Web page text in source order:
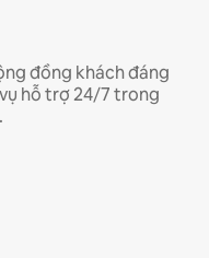
đồng khách đáng
hỗ trợ 24/7 trong